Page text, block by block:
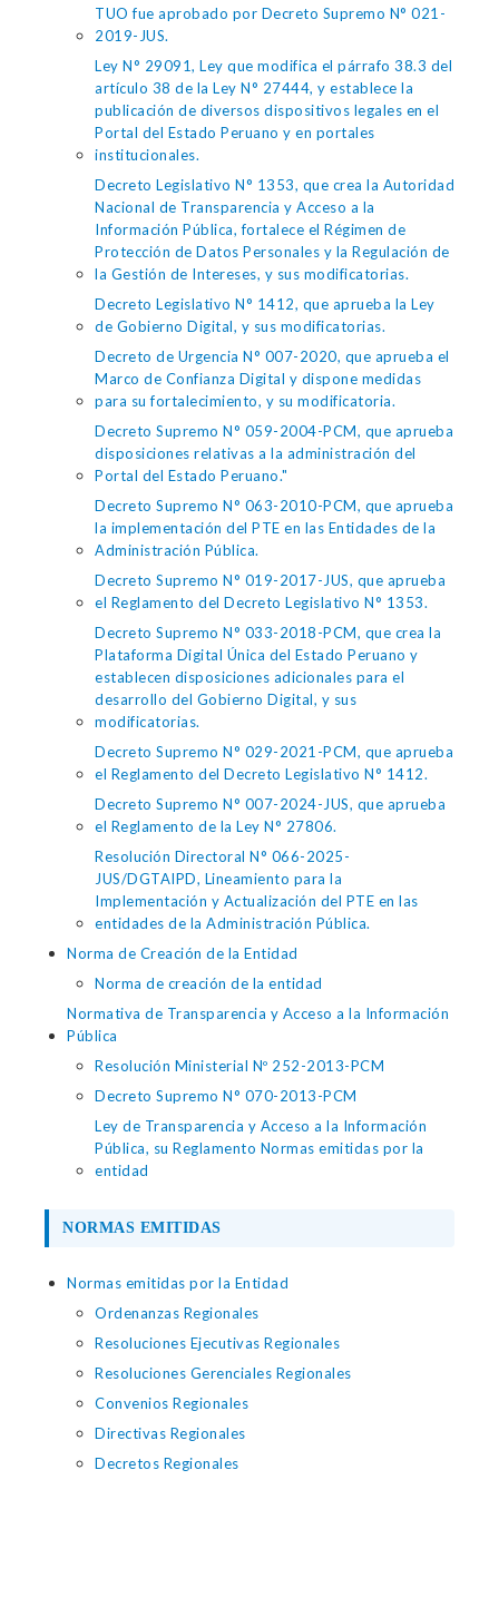
TUO fue aprobado por Decreto Supremo N° 021-
2019-JUS.
Ley N° 29091, Ley que modifica el párrafo 38.3 del
artículo 38 de la Ley N° 27444, y establece la
publicación de diversos dispositivos legales en el
Portal del Estado Peruano y en portales
institucionales.
Decreto Legislativo N° 1353, que crea la Autoridad
Nacional de Transparencia y Acceso a la
Información Pública, fortalece el Régimen de
Protección de Datos Personales y la Regulación de
la Gestión de Intereses, y sus modificatorias.
Decreto Legislativo N° 1412, que aprueba la Ley
de Gobierno Digital, y sus modificatorias.
Decreto de Urgencia N° 007-2020, que aprueba el
Marco de Confianza Digital y dispone medidas
para su fortalecimiento, y su modificatoria.
Decreto Supremo N° 059-2004-PCM, que aprueba
disposiciones relativas a la administración del
Portal del Estado Peruano."
Decreto Supremo N° 063-2010-PCM, que aprueba
la implementación del PTE en las Entidades de la
Administración Pública.
Decreto Supremo N° 019-2017-JUS, que aprueba
el Reglamento del Decreto Legislativo N° 1353.
Decreto Supremo N° 033-2018-PCM, que crea la
Plataforma Digital Única del Estado Peruano y
establecen disposiciones adicionales para el
desarrollo del Gobierno Digital, y sus
modificatorias.
Decreto Supremo N° 029-2021-PCM, que aprueba
el Reglamento del Decreto Legislativo N° 1412.
Decreto Supremo N° 007-2024-JUS, que aprueba
el Reglamento de la Ley N° 27806.
Resolución Directoral N° 066-2025-
JUS/DGTAIPD, Lineamiento para la
Implementación y Actualización del PTE en las
entidades de la Administración Pública.
Norma de Creación de la Entidad
Norma de creación de la entidad
Normativa de Transparencia y Acceso a la Información
Pública
Resolución Ministerial Nº 252-2013-PCM
Decreto Supremo N° 070-2013-PCM
Ley de Transparencia y Acceso a la Información
Pública, su Reglamento Normas emitidas por la
entidad
NORMAS EMITIDAS
Normas emitidas por la Entidad
Ordenanzas Regionales
Resoluciones Ejecutivas Regionales
Resoluciones Gerenciales Regionales
Convenios Regionales
Directivas Regionales
Decretos Regionales